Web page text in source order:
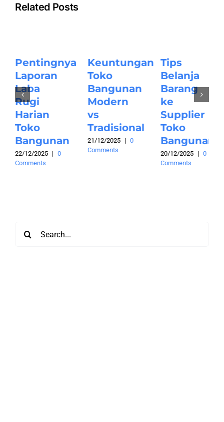
Related Posts
Pentingnya
Laporan
Laba
Rugi
Harian
Toko
Bangunan
22/12/2025 | 0
Comments
Keuntungan
Toko
Bangunan
Modern
vs
Tradisional
21/12/2025 |
0
Comments
Tips
Belanja
Barang
ke
Supplier
Toko
Bangunan
20/12/2025 | 0
Comments
for: